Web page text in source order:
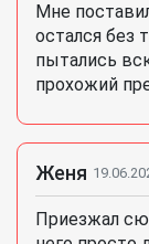
Мне
остался без
пытались
прохожий
Женя
Приезжал